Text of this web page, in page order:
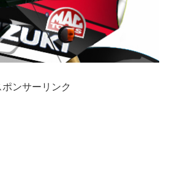
ポンサーリンク